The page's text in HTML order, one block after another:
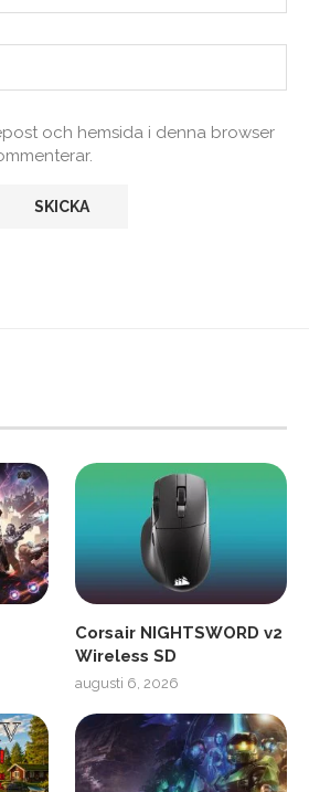
och hemsida i denna browser
Corsair NIGHTSWORD v2
Wireless SD
augusti 6, 2026